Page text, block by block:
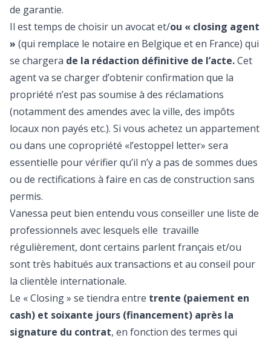
de garantie.
Il est temps de choisir un avocat et/ou « closing agent
» (qui remplace le notaire en Belgique et en France) qui
se chargera de la rédaction définitive de l’acte.Cet
agent va se charger d’obtenir confirmation que la
propriété n’est pas soumise à des réclamations
(notamment des amendes avec la ville, des impôts
locaux non payés etc.). Si vous achetez un appartement
ou dans une copropriété «l’estoppel letter» sera
essentielle pour vérifier qu’il n’y a pas de sommes dues
ou de rectifications à faire en cas de construction sans
permis.
Vanessa peut bien entendu vous conseiller une liste de
professionnels avec lesquels elle travaille
régulièrement, dont certains parlent français et/ou
sont très habitués aux transactions et au conseil pour
la clientèle internationale.
Le « Closing » se tiendra entre trente (paiement en
cash) et soixante jours (financement) après la
signature du contrat, en fonction des termes qui